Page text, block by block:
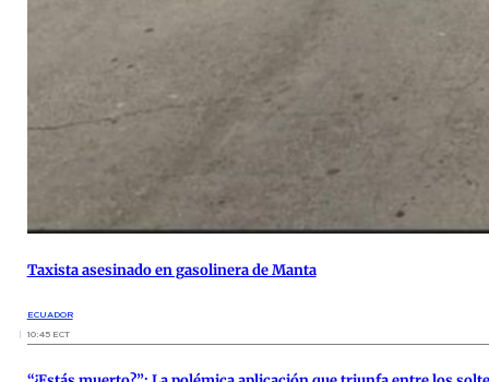
Taxista asesinado en gasolinera de Manta
ECUADOR
10:45 ECT